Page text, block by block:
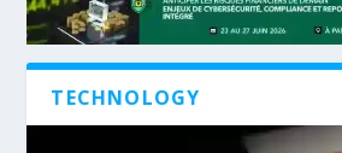
TECHNOLOGY